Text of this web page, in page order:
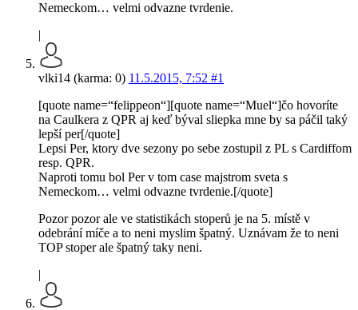
Nemeckom… velmi odvazne tvrdenie.
|
vlki14 (karma: 0) 11.5.2015, 7:52 #1
[quote name=“felippeon“][quote name=“Muel“]čo hovoríte
na Caulkera z QPR aj keď býval sliepka mne by sa páčil taký
lepší per[/quote]
Lepsi Per, ktory dve sezony po sebe zostupil z PL s Cardiffom
resp. QPR.
Naproti tomu bol Per v tom case majstrom sveta s
Nemeckom… velmi odvazne tvrdenie.[/quote]
Pozor pozor ale ve statistikách stoperů je na 5. místě v
odebrání míče a to neni myslim špatný. Uznávam že to neni
TOP stoper ale špatný taky neni.
|